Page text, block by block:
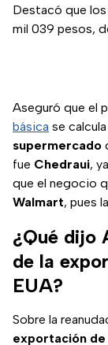
Destacó que
mil 039 pesos,
Aseguró que el
básica se
supermercado
fue Chedraui,
que el negocio
Walmart, pues
¿Qué dijo
de la
EUA?
Sobre la
exportación de